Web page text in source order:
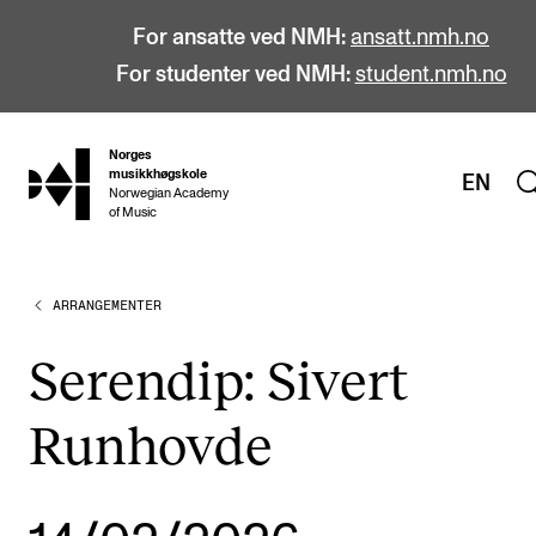
For ansatte ved NMH: ansatt.nmh.no
For studenter ved NMH: student.nmh.no
hjem
Norges
musikkhøgskole
Norwegian Academy
of Music
EN
STUDIER
Bachelor
Master
Årsstudium og videreutdanning
ARRANGEMENTER
Serendip: Sivert
Runhovde